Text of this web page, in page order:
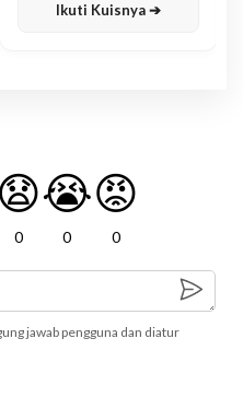
Ikuti Kuisnya ➔
😧
0
😭
0
😡
0
jawab pengguna dan diatur